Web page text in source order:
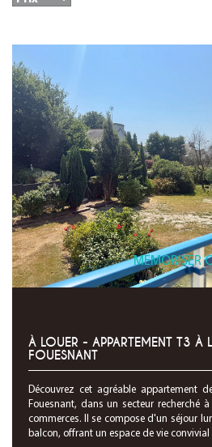
MEMORISER
À LOUER - APPARTEMENT T3 À
FOUESNANT
Découvrez cet agréable appartement
Fouesnant, dans un secteur recherché
commerces. Il se compose d'un séjour
balcon, offrant un espace de vie convivial